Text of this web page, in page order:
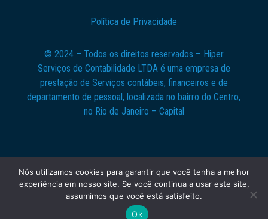
Política de Privacidade
© 2024 – Todos os direitos reservados – Hiper
Serviços de Contabilidade LTDA é uma empresa de
prestação de Serviços contábeis, financeiros e de
departamento de pessoal, localizada no bairro do Centro,
no Rio de Janeiro – Capital
Falar com especialista
Nós utilizamos cookies para garantir que você tenha a melhor
experiência em nosso site. Se você continua a usar este site,
assumimos que você está satisfeito.
Ok